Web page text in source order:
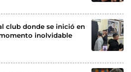
club donde se inició en
inolvidable